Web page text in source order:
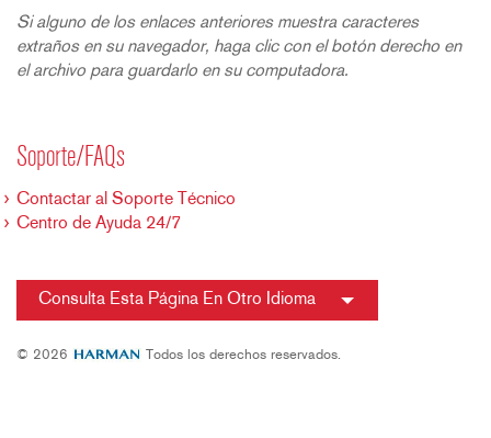
Si alguno de los enlaces anteriores muestra caracteres
extraños en su navegador, haga clic con el botón derecho en
el archivo para guardarlo en su computadora.
Soporte/FAQs
Contactar al Soporte Técnico
Centro de Ayuda 24/7
Consulta Esta Página En Otro Idioma
© 2026 Todos los derechos reservados.